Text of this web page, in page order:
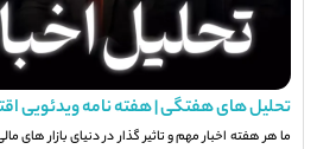
تحلیل های هفتگی | هفته نامه ویدئویی
ما هر هفته اخبار مهم و تاثیر گذار در دنیای بازار های